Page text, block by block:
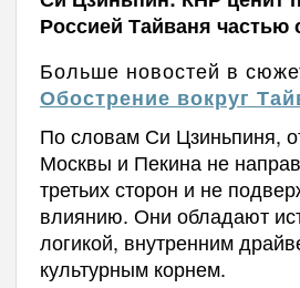
Россией Тайваня частью
Больше новостей в
Обострение вокруг
По словам Си Цзиньпиня,
Москвы и Пекина не
третьих сторон и не
влиянию. Они обладают
логикой, внутренним
культурным корнем.